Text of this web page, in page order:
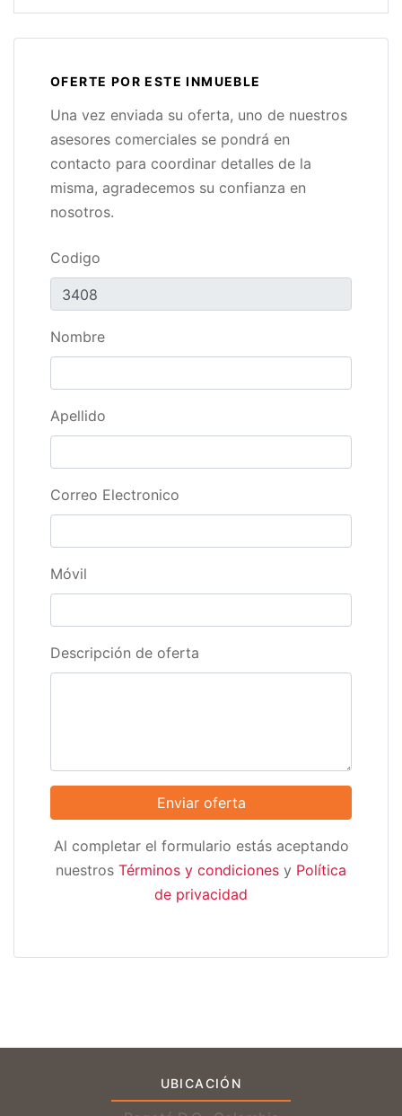
OFERTE POR ESTE INMUEBLE
Una vez enviada su oferta, uno de nuestros
asesores comerciales se pondrá en
contacto para coordinar detalles de la
misma, agradecemos su confianza en
nosotros.
Codigo
Nombre
Apellido
Correo Electronico
Móvil
Descripción de oferta
Al completar el formulario estás aceptando
nuestros Términos y condiciones y Política
de privacidad
UBICACIÓN